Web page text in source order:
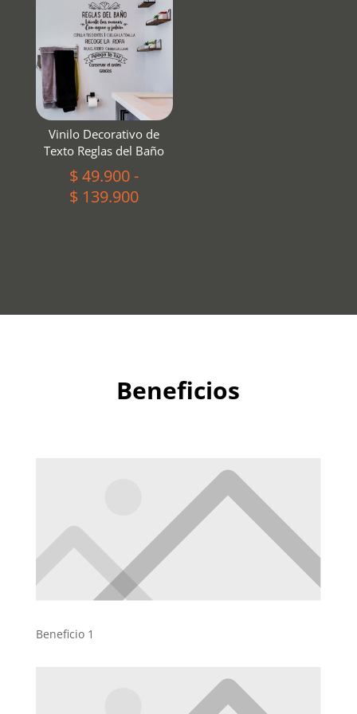
$ 49.900
hasta
Vinilo Decorativo de
Texto Reglas del Baño
$49.900-
$ 139.900Rango
$ 139.900
Beneficios
Beneficio 1